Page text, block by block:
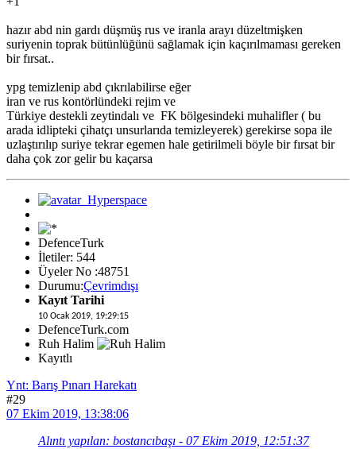
hazır abd nin gardı düşmüş rus ve iranla arayı düzeltmişken
suriyenin toprak bütünlüğünü sağlamak için kaçırılmaması gereken
bir fırsat..
ypg temizlenip abd çıkrılabilirse eğer
iran ve rus kontörlündeki rejim ve
Türkiye destekli zeytindalı ve FK bölgesindeki muhalifler ( bu
arada idlipteki çihatçı unsurlarıda temizleyerek) gerekirse sopa ile
uzlaştırılıp suriye tekrar egemen hale getirilmeli böyle bir fırsat bir
daha çok zor gelir bu kaçarsa
DefenceTurk
İletiler: 544
Üyeler No :48751
Durumu:Çevrimdışı
Kayıt Tarihi
10 Ocak 2019, 19:29:15
DefenceTurk.com
Ruh Halim
Kayıtlı
Ynt: Barış Pınarı Harekatı
#29
07 Ekim 2019, 13:38:06
Alıntı yapılan: bostancıbaşı - 07 Ekim 2019, 12:51:37